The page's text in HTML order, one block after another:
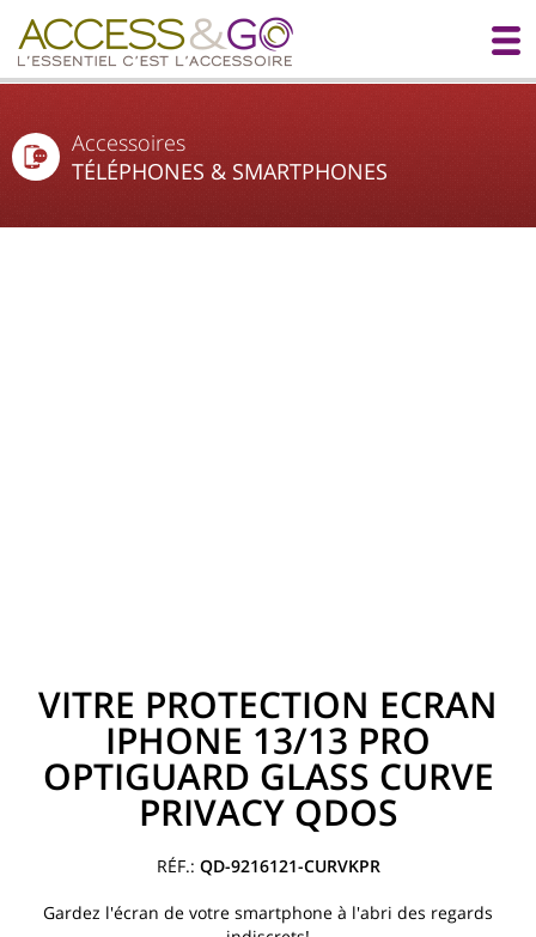
Accessoires
TÉLÉPHONES & SMARTPHONES
VITRE PROTECTION ECRAN
IPHONE 13/13 PRO
OPTIGUARD GLASS CURVE
PRIVACY QDOS
QD-9216121-CURVKPR
Gardez l'écran de votre smartphone à l'abri des regards